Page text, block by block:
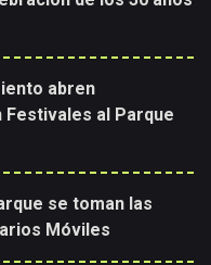
abren
al Parque
se toman las
Móviles